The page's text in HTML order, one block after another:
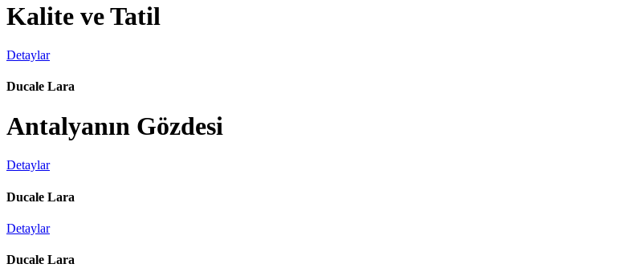
Kalite ve Tatil
Detaylar
Ducale Lara
Antalyanın Gözdesi
Detaylar
Ducale Lara
Detaylar
Ducale Lara